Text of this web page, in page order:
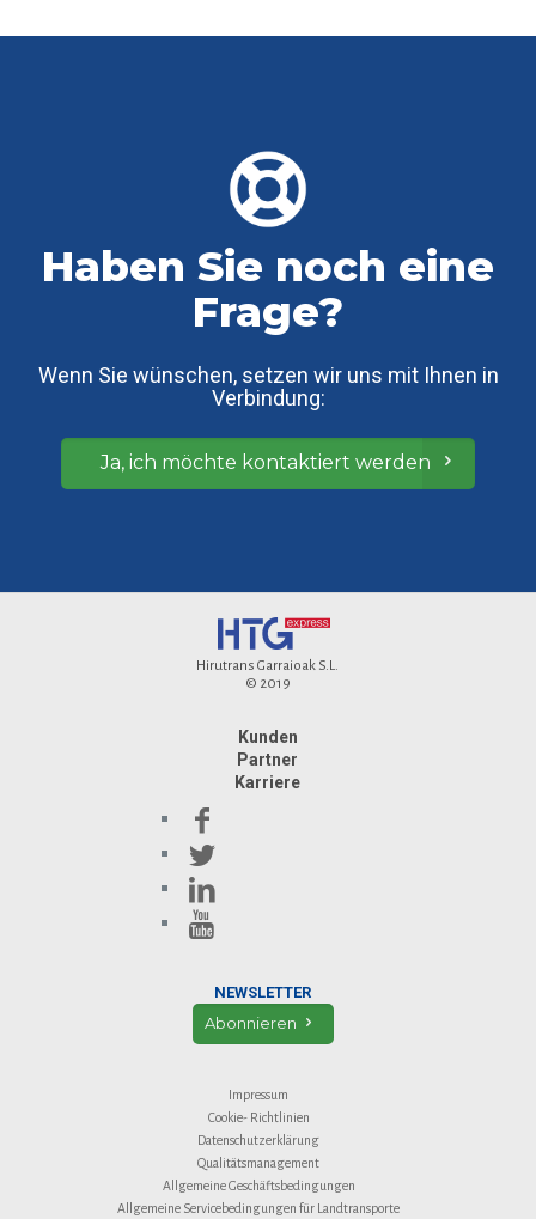
Haben Sie noch eine
Frage?
Wenn Sie wünschen, setzen wir uns mit Ihnen in
Verbindung:
Ja, ich möchte kontaktiert werden
Hirutrans Garraioak S.L.
© 2019
Kunden
Partner
Karriere
NEWSLETTER
Abonnieren
Impressum
Cookie- Richtlinien
Datenschutzerklärung
Qualitätsmanagement
Allgemeine Geschäftsbedingungen
Allgemeine Servicebedingungen für Landtransporte